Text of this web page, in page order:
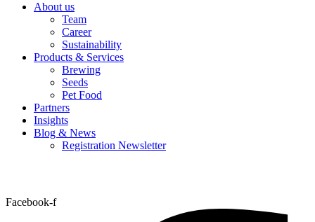
About us
Team
Career
Sustainability
Products & Services
Brewing
Seeds
Pet Food
Partners
Insights
Blog & News
Registration Newsletter
Facebook-f